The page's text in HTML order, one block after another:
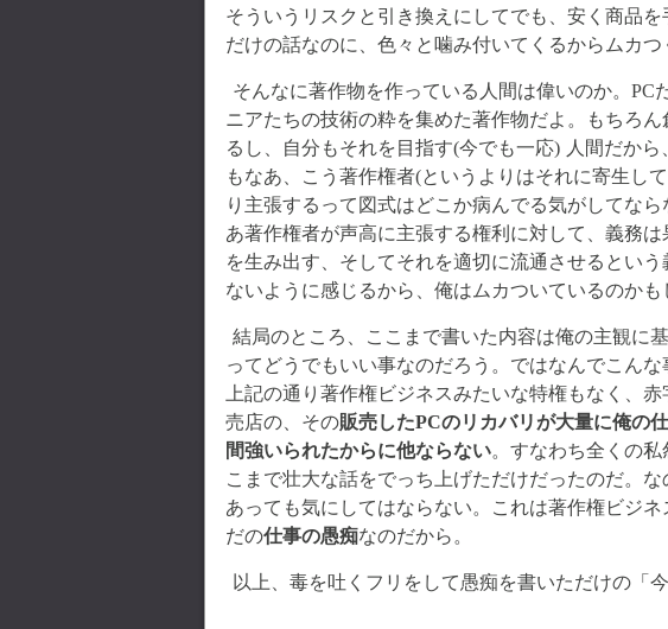
そういうリスクと引き換えにしてでも、安く商品
だけの話なのに、色々と噛み付いてくるからムカつ
そんなに著作物を作っている人間は偉いのか。PC
ニアたちの技術の粋を集めた著作物だよ。もちろ
るし、自分もそれを目指す(今でも一応) 人間だか
もなあ、こう著作権者(というよりはそれに寄生し
り主張するって図式はどこか病んでる気がしてな
あ著作権者が声高に主張する権利に対して、義務
を生み出す、そしてそれを適切に流通させるとい
ないように感じるから、俺はムカついているのかも
結局のところ、ここまで書いた内容は俺の主観に
ってどうでもいい事なのだろう。ではなんでこん
上記の通り著作権ビジネスみたいな特権もなく、
売店の、その販売したPCのリカバリが大量に俺の
間強いられたからに他ならない。すなわち全くの
こまで壮大な話をでっち上げただけだったのだ。
あっても気にしてはならない。これは著作権ビジ
だの仕事の愚痴なのだから。
以上、毒を吐くフリをして愚痴を書いただけの「